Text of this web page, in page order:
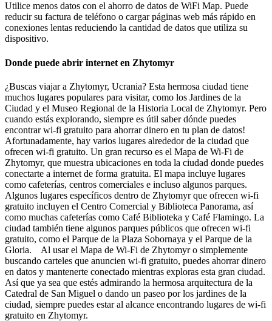
Utilice menos datos con el ahorro de datos de WiFi Map. Puede
reducir su factura de teléfono o cargar páginas web más rápido en
conexiones lentas reduciendo la cantidad de datos que utiliza su
dispositivo.
Donde puede abrir internet en Zhytomyr
¿Buscas viajar a Zhytomyr, Ucrania? Esta hermosa ciudad tiene
muchos lugares populares para visitar, como los Jardines de la
Ciudad y el Museo Regional de la Historia Local de Zhytomyr. Pero
cuando estás explorando, siempre es útil saber dónde puedes
encontrar wi-fi gratuito para ahorrar dinero en tu plan de datos!
Afortunadamente, hay varios lugares alrededor de la ciudad que
ofrecen wi-fi gratuito. Un gran recurso es el Mapa de Wi-Fi de
Zhytomyr, que muestra ubicaciones en toda la ciudad donde puedes
conectarte a internet de forma gratuita. El mapa incluye lugares
como cafeterías, centros comerciales e incluso algunos parques.
Algunos lugares específicos dentro de Zhytomyr que ofrecen wi-fi
gratuito incluyen el Centro Comercial y Biblioteca Panorama, así
como muchas cafeterías como Café Biblioteka y Café Flamingo. La
ciudad también tiene algunos parques públicos que ofrecen wi-fi
gratuito, como el Parque de la Plaza Sobornaya y el Parque de la
Gloria. Al usar el Mapa de Wi-Fi de Zhytomyr o simplemente
buscando carteles que anuncien wi-fi gratuito, puedes ahorrar dinero
en datos y mantenerte conectado mientras exploras esta gran ciudad.
Así que ya sea que estés admirando la hermosa arquitectura de la
Catedral de San Miguel o dando un paseo por los jardines de la
ciudad, siempre puedes estar al alcance encontrando lugares de wi-fi
gratuito en Zhytomyr.